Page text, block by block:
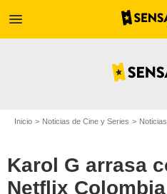
menu
Inicio Noticias de Cine y Series
Karol G arrasa
Netflix